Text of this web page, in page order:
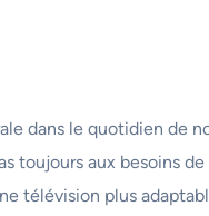
dans le quotidien de
toujours aux besoins
télévision plus